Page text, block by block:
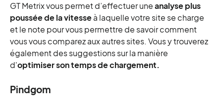
GT Metrix vous permet d’effectuer uneanalyse plus
poussée de la vitesseà laquelle votre site se charge
et le note pour vous permettre de savoir comment
vous vous comparez aux autres sites. Vous y trouverez
également des suggestions sur la manière
d'optimiser son temps de chargement.
Pindgom